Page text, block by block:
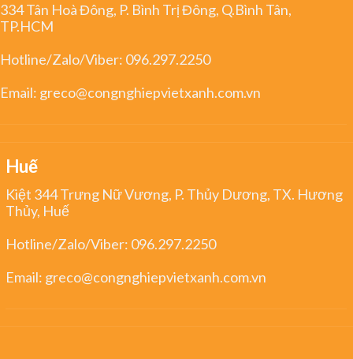
334 Tân Hoà Đông, P. Bình Trị Đông, Q.Bình Tân,
TP.HCM
Hotline/Zalo/Viber: 096.297.2250
Email: greco@congnghiepvietxanh.com.vn
Huế
Kiệt 344 Trưng Nữ Vương, P. Thủy Dương, TX. Hương
Thủy, Huế
Hotline/Zalo/Viber: 096.297.2250
Email: greco@congnghiepvietxanh.com.vn